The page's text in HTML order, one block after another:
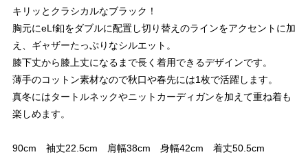
キリッとクラシカルなブラック！
胸元にeLf釦をダブルに配置し切り替えのラインをアクセントに加
え、ギャザーたっぷりなシルエット。
膝下丈から膝上丈になるまで長く着用できるデザインです。
薄手のコットン素材なので秋口や春先には1枚で活躍します。
真冬にはタートルネックやニットカーディガンを加えて重ね着も
楽しめます。
90cm 袖丈22.5cm 肩幅38cm 身幅42cm 着丈50.5cm